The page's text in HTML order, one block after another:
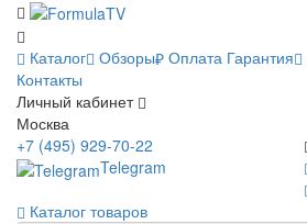
Каталог Обзоры Оплата Гарантия
Контакты
Личный кабинет
Москва
+7 (495) 929-70-22
Telegram
Каталог товаров